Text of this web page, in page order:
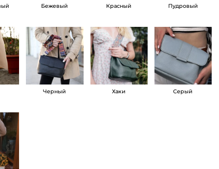
Бежевый Красный Пудровый
Черный Хаки Серый